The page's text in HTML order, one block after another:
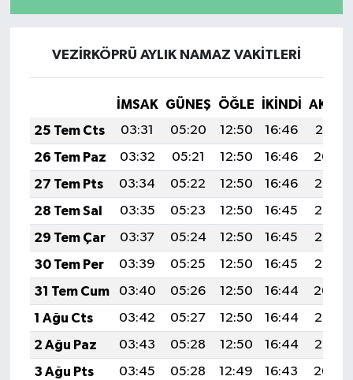
VEZİRKÖPRÜ AYLIK NAMAZ VAKITLERI
İMSAK GÜNEŞ ÖĞLE İKINDI
25 Tem Cts
03:31 05:20 12:50 16:46
20:10
26 Tem Paz
03:32 05:21 12:50 16:46
20:09
27 Tem Pts
03:34 05:22 12:50 16:46
20:08
28 Tem Sal
03:35 05:23 12:50 16:45
20:07
29 Tem Çar
03:37 05:24 12:50 16:45
20:06
30 Tem Per
03:39 05:25 12:50 16:45
20:05
31 Tem Cum
03:40 05:26 12:50 16:44
20:04
1 Ağu Cts
03:42 05:27 12:50 16:44
20:03
2 Ağu Paz
03:43 05:28 12:50 16:44
20:02
3 Ağu Pts
03:45 05:28 12:49 16:43
20:00